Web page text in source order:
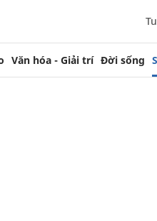
Văn hóa - Giải trí Đời sống